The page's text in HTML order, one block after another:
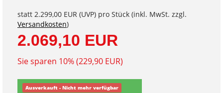
statt 2.299,00 EUR (UVP) pro Stück (inkl. MwSt. zzgl.
Versandkosten)
2.069,10 EUR
Sie sparen 10% (229,90 EUR)
Ausverkauft - Nicht mehr verfügbar